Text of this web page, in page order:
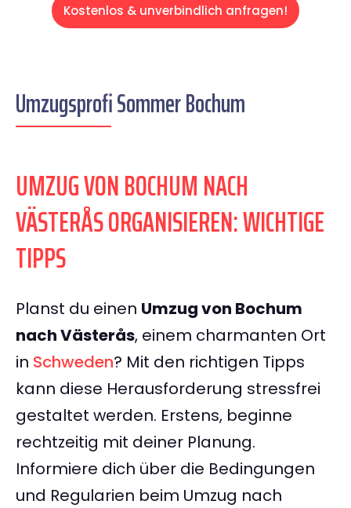
Kostenlos & unverbindlich anfragen!
Umzugsprofi Sommer Bochum
UMZUG VON BOCHUM NACH
VÄSTERÅS ORGANISIEREN: WICHTIGE
TIPPS
Planst du einen Umzug von Bochum
nach Västerås, einem charmanten Ort
in Schweden? Mit den richtigen Tipps
kann diese Herausforderung stressfrei
gestaltet werden. Erstens, beginne
rechtzeitig mit deiner Planung.
Informiere dich über die Bedingungen
und Regularien beim Umzug nach